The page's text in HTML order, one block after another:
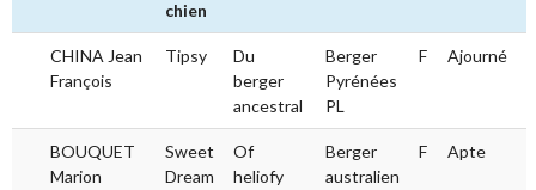
chien
CHINA Jean
François
Tipsy
Du
berger
ancestral
Berger
Pyrénées
PL
F Ajourné
BOUQUET
Marion
Sweet
Dream
Of
heliofy
Berger
australien
F Apte